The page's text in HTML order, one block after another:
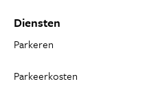
Diensten
Parkeren
Parkeerkosten